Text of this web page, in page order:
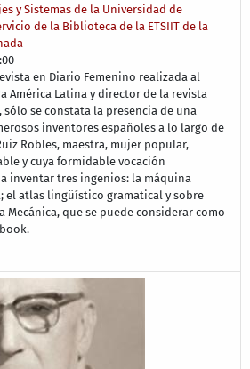
y Sistemas de la Universidad de
de la Biblioteca de la ETSIIT de la
en Diario Femenino realizada al
América Latina y director de la revista
sólo se constata la presencia de una
inventores españoles a lo largo de
Robles, maestra, mujer popular,
y cuya formidable vocación
inventar tres ingenios: la máquina
el atlas lingüístico gramatical y sobre
Mecánica, que se puede considerar como